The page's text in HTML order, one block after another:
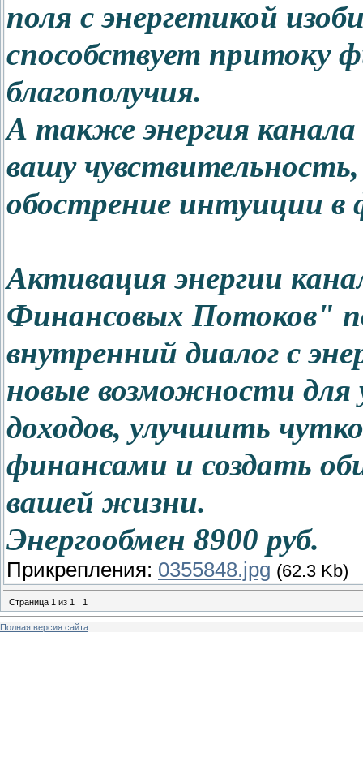
поля с энергетикой
способствует притоку
благополучия.
А также энергия
вашу
обострение интуиции в
Активация энергии
Финансовых Потоков"
внутренний диалог с
новые возможности для
доходов, улучшить
финансами и создать
вашей жизни.
Энергообмен 8900 руб.
Прикрепления: 0355848.jpg (62.3 Kb)
Страница 1 из 1 1
Полная версия сайта